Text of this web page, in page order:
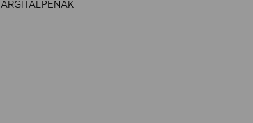
ARGITALPENAK